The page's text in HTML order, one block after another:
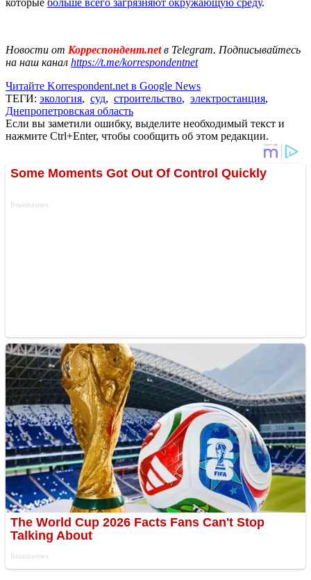
Новости от Корреспондент.netв Telegram. Подписывайтесь
на наш канал https://t.me/korrespondentnet
Читайте Korrespondent.net в Google News
ТЕГИ: экология, суд, строительство, электростанция,
Днепропетровская область
Если вы заметили ошибку, выделите необходимый текст и
нажмите Ctrl+Enter, чтобы сообщить об этом редакции.